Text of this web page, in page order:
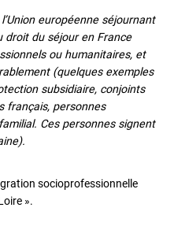
européenne séjournant
droit du séjour en France
ou humanitaires, et
(quelques exemples
subsidiaire, conjoints
français, personnes
Ces personnes signent
socioprofessionnelle
».